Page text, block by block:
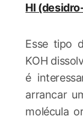
HI
Esse tipo
KOH
é
arrancar
molécula